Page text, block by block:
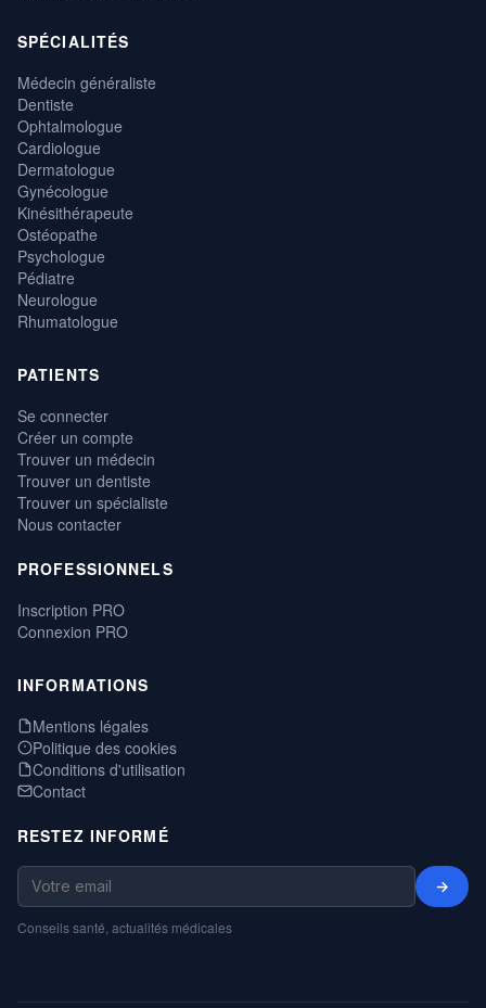
SPÉCIALITÉS
Médecin généraliste
Dentiste
Ophtalmologue
Cardiologue
Dermatologue
Gynécologue
Kinésithérapeute
Ostéopathe
Psychologue
Pédiatre
Neurologue
Rhumatologue
PATIENTS
Se connecter
Créer un compte
Trouver un médecin
Trouver un dentiste
Trouver un spécialiste
Nous contacter
PROFESSIONNELS
Inscription PRO
Connexion PRO
INFORMATIONS
Mentions légales
Politique des cookies
Conditions d'utilisation
Contact
RESTEZ INFORMÉ
→
Conseils santé, actualités médicales